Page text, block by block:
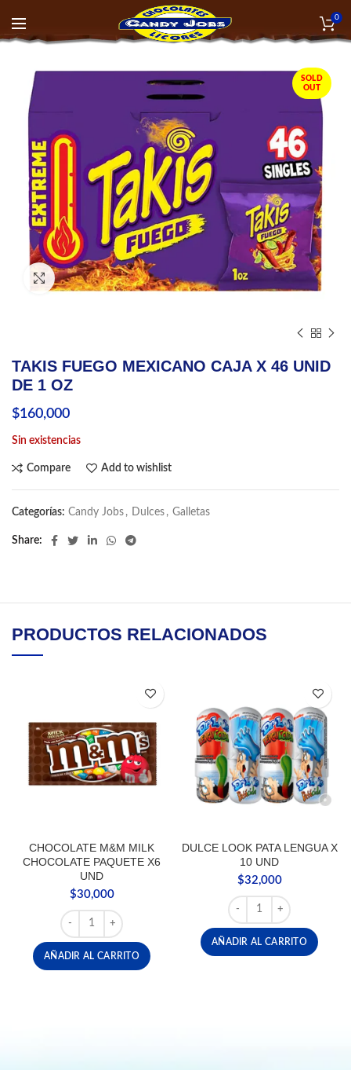
0
SOLD
OUT
Click to enlarge
TAKIS FUEGO MEXICANO CAJA X 46 UNID
DE 1 OZ
$160,000
Sin existencias
Compare Add to wishlist
Categorías: Candy Jobs , Dulces , Galletas
Share
PRODUCTOS RELACIONADOS
CHOCOLATE M&M MILK
CHOCOLATE PAQUETE X6
UND
$30,000
CHOCOLATE M&M MILK CHOCOLATE PAQUETE X6
AÑADIR AL CARRITO
DULCE LOOK PATA LENGUA X
10 UND
$32,000
DULCE LOOK PATA
AÑADIR AL CARRITO